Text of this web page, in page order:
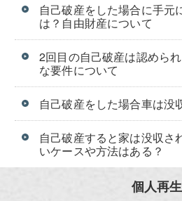
自己破産をした場合に手元
は？自由財産について
2回目の自己破産は認めら
な要件について
自己破産をした場合車は没
自己破産すると家は没収さ
いケースや方法はある？
個人再生